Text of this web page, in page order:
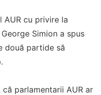
AUR cu privire la
Simion a spus
două partide să
parlamentarii AUR ar